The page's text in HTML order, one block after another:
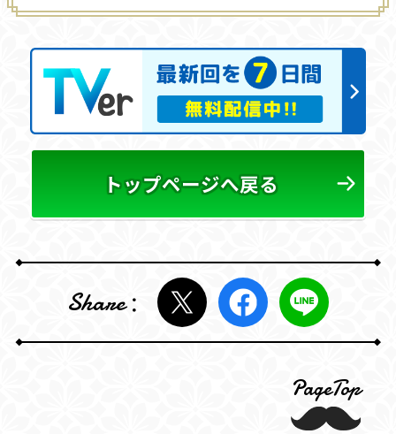
トップページへ戻る
Share
PageTop